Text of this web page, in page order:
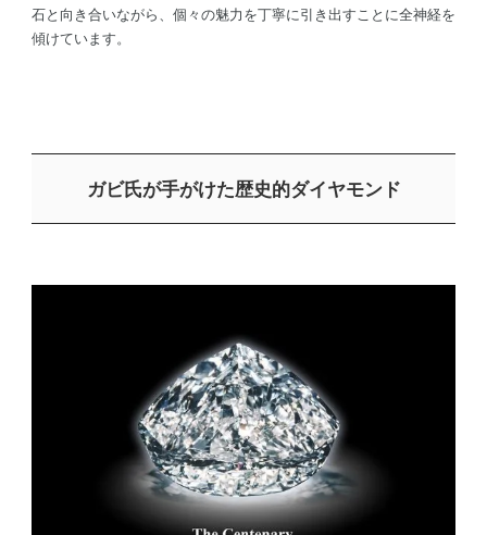
石と向き合いながら、個々の魅力を丁寧に引き出すことに全神経を
傾けています。
ガビ氏が手がけた歴史的ダイヤモンド